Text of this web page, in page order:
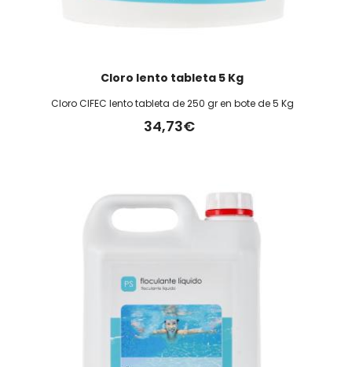
Cloro lento tableta 5 Kg
Cloro CIFEC lento tableta de 250 gr en bote de 5 Kg
34,73€